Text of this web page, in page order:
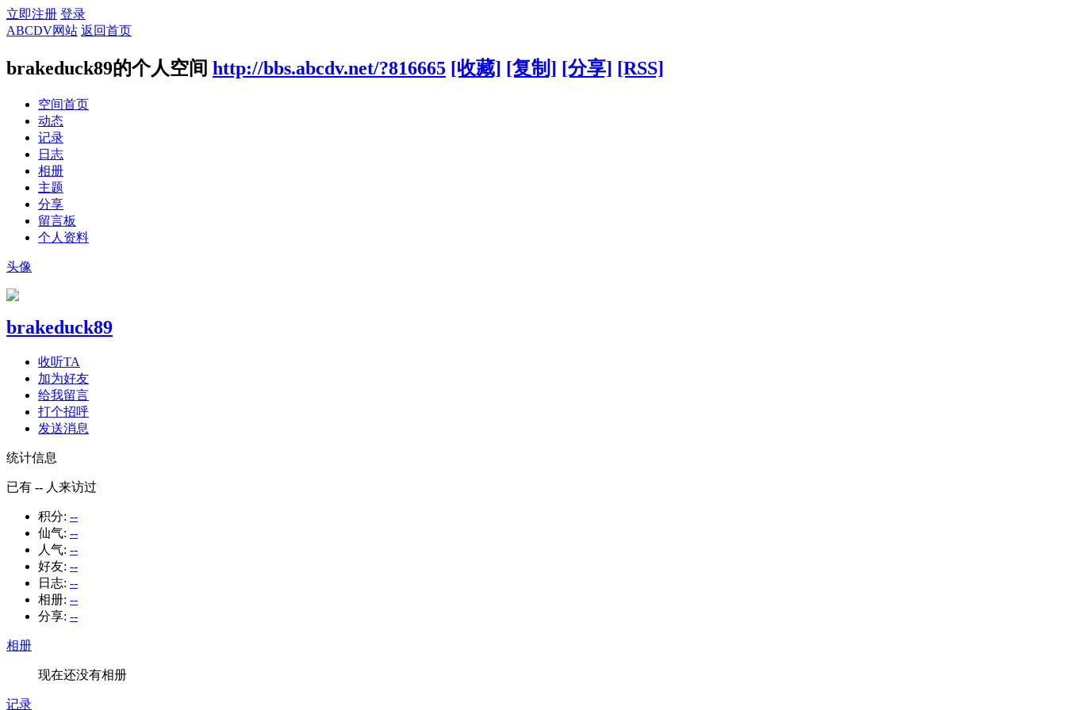
立即注册 登录
ABCDV网站 返回首页
brakeduck89的个人空间 http://bbs.abcdv.net/?816665 [收藏] [复制] [分享] [RSS]
空间首页
动态
记录
日志
相册
主题
分享
留言板
个人资料
头像
brakeduck89
收听TA
加为好友
给我留言
打个招呼
发送消息
统计信息
已有 -- 人来访过
积分: --
仙气: --
人气: --
好友: --
日志: --
相册: --
分享: --
相册
现在还没有相册
记录